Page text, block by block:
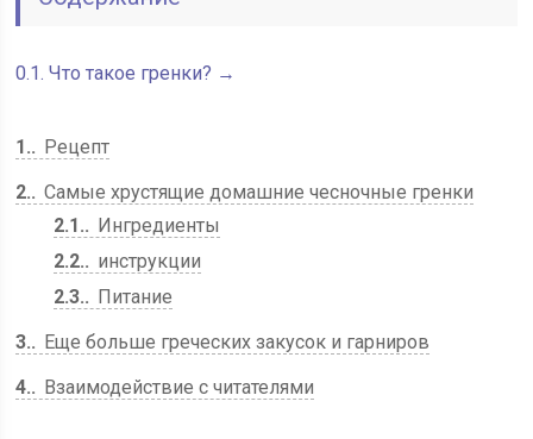
0.1. Что такое гренки? →
1.
Рецепт
2.
Самые хрустящие домашние чесночные гренки
2.1.
Ингредиенты
2.2.
инструкции
2.3.
Питание
3.
Еще больше греческих закусок и гарниров
4.
Взаимодействие с читателями